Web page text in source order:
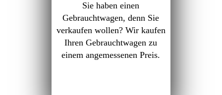
Sie haben einen
Gebrauchtwagen, denn Sie
verkaufen wollen? Wir kaufen
Ihren Gebrauchtwagen zu
einem angemessenen Preis.